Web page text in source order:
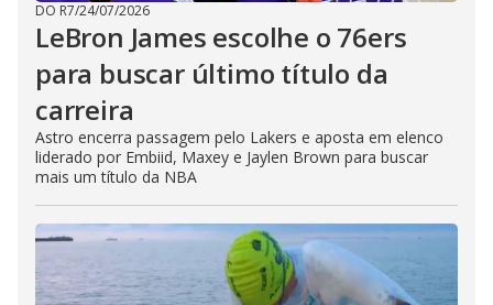
DO R7/24/07/2026
LeBron James escolhe o 76ers
para buscar último título da
carreira
Astro encerra passagem pelo Lakers e aposta em elenco
liderado por Embiid, Maxey e Jaylen Brown para buscar
mais um título da NBA